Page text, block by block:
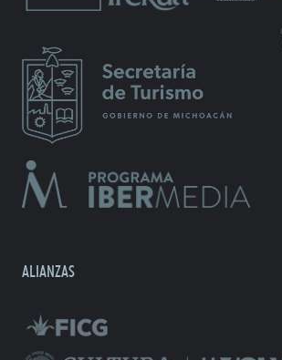
ALIANZAS